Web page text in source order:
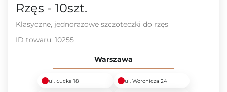
Rzęs - 10szt.
Klasyczne, jednorazowe szczoteczki do rzęs
ID towaru: 10255
Warszawa
ul. Łucka 18 ul. Woronicza 24